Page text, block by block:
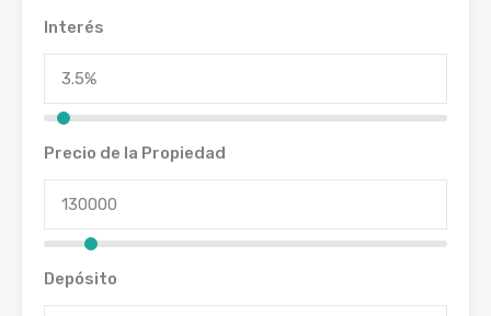
Interés
Precio de la Propiedad
Depósito